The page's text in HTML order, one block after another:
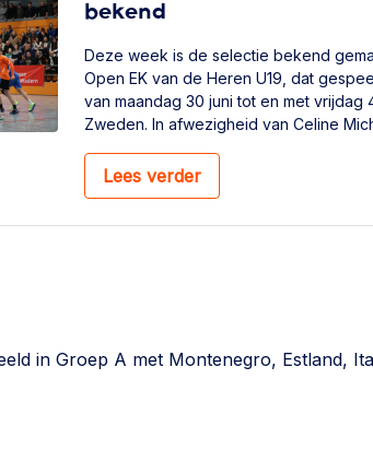
bekend
Deze week is de selectie bekend
Open EK van de Heren U19, dat
van maandag 30 juni tot en met vrijdag
Zweden. In afwezigheid van Celine
Staffan Olsson, deze rol voor dit
Lees verder
in Groep A met Montenegro, Estland,